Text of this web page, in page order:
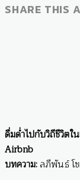
SHARE THIS
ดื่มด่ำไปกับวิถีชีวิต
Airbnb
บทความ:ลภีพันธ์ โ